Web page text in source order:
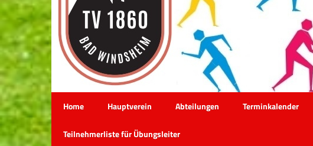
Home Hauptverein Abteilungen Terminkalender
Teilnehmerliste für Übungsleiter